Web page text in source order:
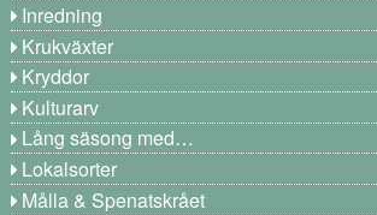
Inredning
Krukväxter
Kryddor
Kulturarv
Lång säsong med…
Lokalsorter
Målla & Spenatskrået